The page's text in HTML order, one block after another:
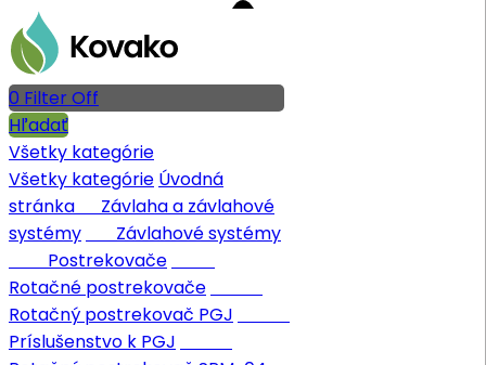
0 FilterOff
Hľadať
Všetky kategórie
Všetky kategórie Úvodná
stránka
Závlaha a závlahové
systémy
Závlahové systémy
Postrekovače
Rotačné postrekovače
Rotačný postrekovač PGJ
Príslušenstvo k PGJ